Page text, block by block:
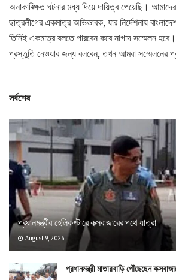
অনাকাঙ্ক্ষিত ঘটনার মধ্য দিয়ে দায়িত্ব পেয়েছি।
ছাত্রলীগের একমাত্র অভিভাবক, যার নির্দেশনায়
তিনিই একমাত্র বলতে পারবেন কবে নাগাদ সম্মেলন
প্রস্তুতি নেওয়ার জন্য বলবেন, তখন আমরা সম্মেলনের
সর্বশেষ
প্রধানমন্ত্রীর হেলিকপ্টারে কক্সবাজারের পথে যাত্রা
August 9, 2026
প্রধানমন্ত্রী মাতারবাড়ি পৌঁছেছেন